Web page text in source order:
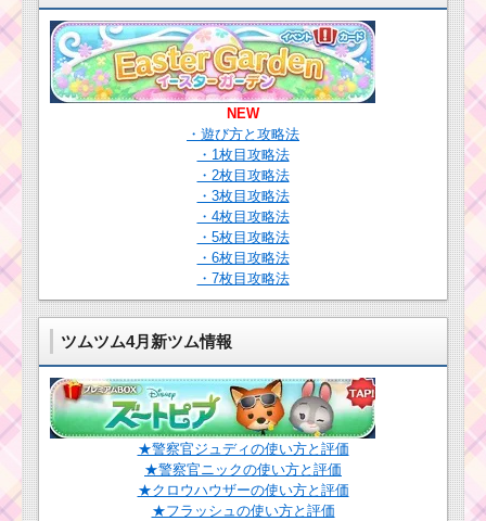
黄色のツムで1200枚
のコインを稼いだツム
とコツ
2周年記念カップケー
キイベントを攻略する
のにおすすめのツム
赤色のツムで350万点
稼ぐミッションを攻略
するツム
10倍キャンペーン！最
大45,000コインゲット
のチャンス【ジャング
ル・ブック映画公開イ
ベント】
青色のツムで合計
NEW
・遊び方と攻略法
・1枚目攻略法
・2枚目攻略法
・3枚目攻略法
・4枚目攻略法
・5枚目攻略法
・6枚目攻略法
・7枚目攻略法
ツムツム4月新ツム情報
★警察官ジュディの使い方と評価
★警察官ニックの使い方と評価
★クロウハウザーの使い方と評価
★フラッシュの使い方と評価